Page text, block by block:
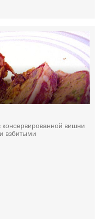
вишни
взбитыми